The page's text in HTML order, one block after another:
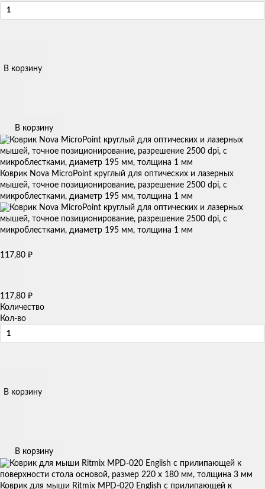
В корзину
В корзину
Коврик Nova MicroPoint круглый для оптических и лазерных
мышей, точное позиционирование, разрешение 2500 dpi, с
микроблестками, диаметр 195 мм, толщина 1 мм
117,80 ₽
117,80 ₽
Количество
Кол-во
В корзину
В корзину
Коврик для мыши Ritmix MPD-020 English с прилипающей к